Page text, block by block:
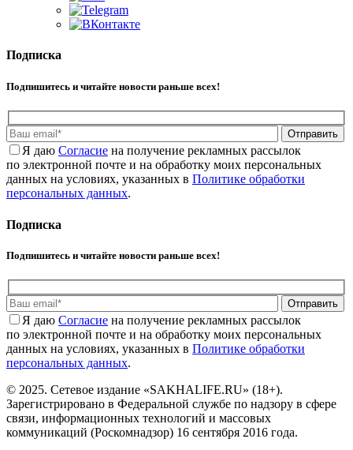
Подписка
Подпишитесь и читайте новости раньше всех!
Отправить
Я даю Cогласие на получение рекламных рассылок
по электронной почте и на обработку моих персональных
данных на условиях, указанных в Политике обработки
персональных данных.
Подписка
Подпишитесь и читайте новости раньше всех!
Отправить
Я даю Cогласие на получение рекламных рассылок
по электронной почте и на обработку моих персональных
данных на условиях, указанных в Политике обработки
персональных данных.
© 2025. Сетевое издание «SAKHALIFE.RU» (18+).
Зарегистрировано в Федеральной службе по надзору в сфере
связи, информационных технологий и массовых
коммуникаций (Роскомнадзор) 16 сентября 2016 года.